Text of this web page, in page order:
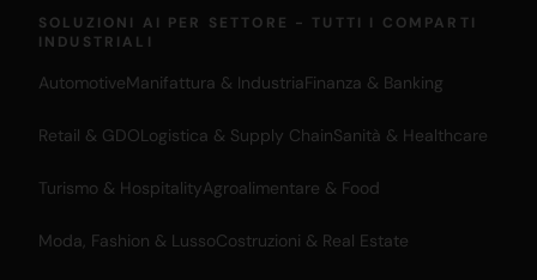
SOLUZIONI AI PER SETTORE - TUTTI I COMPARTI
INDUSTRIALI
AutomotiveManifattura & IndustriaFinanza & Banking
Retail & GDOLogistica & Supply ChainSanità & Healthcare
Turismo & HospitalityAgroalimentare & Food
Moda, Fashion & LussoCostruzioni & Real Estate